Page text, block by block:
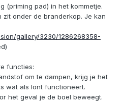
(priming pad) in het kommetje.
onder de branderkop. Je kan
gallery/3230/1286268358-
functies:
om te dampen, krijg je het
wat als lont functioneert.
het geval je de boel beweegt.